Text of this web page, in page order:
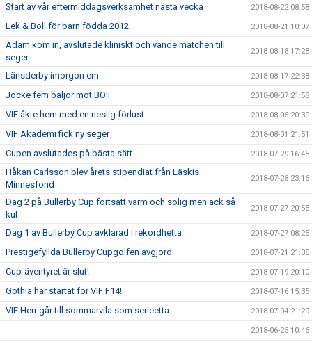
Start av vår eftermiddagsverksamhet nästa vecka 2018-08-22 08:58
Lek & Boll för barn födda 2012 2018-08-21 10:07
Adam kom in, avslutade kliniskt och vände matchen till
seger
2018-08-18 17:28
Länsderby imorgon em 2018-08-17 22:38
Jocke fem baljor mot BOIF 2018-08-07 21:58
VIF åkte hem med en neslig förlust 2018-08-05 20:30
VIF Akademi fick ny seger 2018-08-01 21:51
Cupen avslutades på bästa sätt 2018-07-29 16:45
Håkan Carlsson blev årets stipendiat från Läskis
Minnesfond
2018-07-28 23:16
Dag 2 på Bullerby Cup fortsatt varm och solig men ack så
kul
2018-07-27 20:55
Dag 1 av Bullerby Cup avklarad i rekordhetta 2018-07-27 08:25
Prestigefyllda Bullerby Cupgolfen avgjord 2018-07-21 21:35
Cup-äventyret är slut! 2018-07-19 20:10
Gothia har startat för VIF F14! 2018-07-16 15:35
VIF Herr går till sommarvila som serieetta 2018-07-04 21:29
2018-06-25 10:46